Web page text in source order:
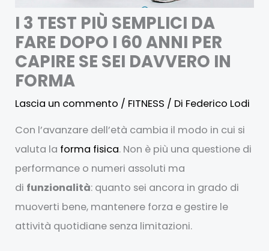
I 3 TEST PIÙ SEMPLICI DA
FARE DOPO I 60 ANNI PER
CAPIRE SE SEI DAVVERO IN
FORMA
Lascia un commento / FITNESS / Di Federico Lodi
Con l’avanzare dell’età cambia il modo in cui si
valuta la forma fisica. Non è più una questione di
performance o numeri assoluti ma
di funzionalità: quanto sei ancora in grado di
muoverti bene, mantenere forza e gestire le
attività quotidiane senza limitazioni.